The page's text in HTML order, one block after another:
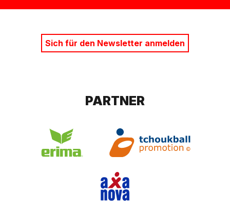
Sich für den Newsletter anmelden
PARTNER